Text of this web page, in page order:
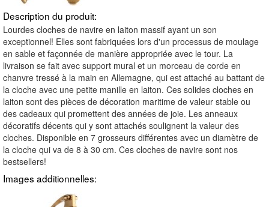
Description du produit:
Lourdes cloches de navire en laiton massif ayant un son
exceptionnel! Elles sont fabriquées lors d'un processus de moulage
en sable et façonnée de manière appropriée avec le tour. La
livraison se fait avec support mural et un morceau de corde en
chanvre tressé à la main en Allemagne, qui est attaché au battant de
la cloche avec une petite manille en laiton. Ces solides cloches en
laiton sont des pièces de décoration maritime de valeur stable ou
des cadeaux qui promettent des années de joie. Les anneaux
décoratifs décents qui y sont attachés soulignent la valeur des
cloches. Disponible en 7 grosseurs différentes avec un diamètre de
la cloche qui va de 8 à 30 cm. Ces cloches de navire sont nos
bestsellers!
Images additionnelles: